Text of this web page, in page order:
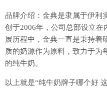
品牌介绍：金典是隶属于伊利
创于2006年，公司总部设立
展历程中，金典一直是秉持着
质的奶源作为原料，致力于为
的纯牛奶。
以上就是“纯牛奶牌子哪个好